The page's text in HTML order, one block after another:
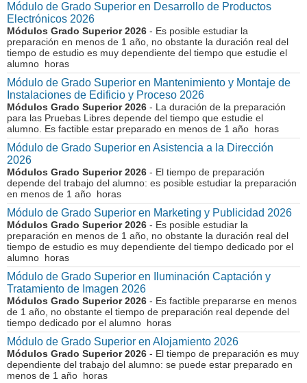
Módulo de Grado Superior en Desarrollo de Productos
Electrónicos 2026
Módulos Grado Superior 2026 - Es posible estudiar la
preparación en menos de 1 año, no obstante la duración real del
tiempo de estudio es muy dependiente del tiempo que estudie el
alumno horas
Módulo de Grado Superior en Mantenimiento y Montaje de
Instalaciones de Edificio y Proceso 2026
Módulos Grado Superior 2026 - La duración de la preparación
para las Pruebas Libres depende del tiempo que estudie el
alumno. Es factible estar preparado en menos de 1 año horas
Módulo de Grado Superior en Asistencia a la Dirección
2026
Módulos Grado Superior 2026 - El tiempo de preparación
depende del trabajo del alumno: es posible estudiar la preparación
en menos de 1 año horas
Módulo de Grado Superior en Marketing y Publicidad 2026
Módulos Grado Superior 2026 - Es posible estudiar la
preparación en menos de 1 año, no obstante la duración real del
tiempo de estudio es muy dependiente del tiempo dedicado por el
alumno horas
Módulo de Grado Superior en Iluminación Captación y
Tratamiento de Imagen 2026
Módulos Grado Superior 2026 - Es factible prepararse en menos
de 1 año, no obstante el tiempo de preparación real depende del
tiempo dedicado por el alumno horas
Módulo de Grado Superior en Alojamiento 2026
Módulos Grado Superior 2026 - El tiempo de preparación es muy
dependiente del trabajo del alumno: se puede estar preparado en
menos de 1 año horas